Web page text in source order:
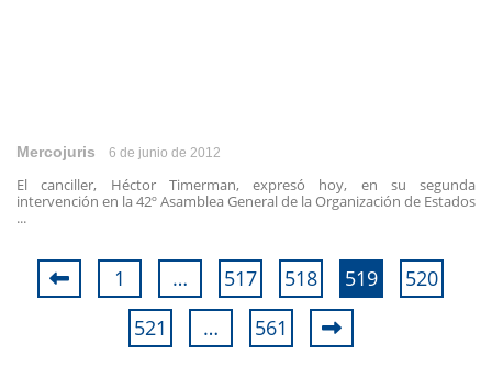
Mercojuris 6 de junio de 2012
El canciller, Héctor Timerman, expresó hoy, en su segunda
intervención en la 42º Asamblea General de la Organización de Estados
...
1 … 517 518 519
520
521
… 561